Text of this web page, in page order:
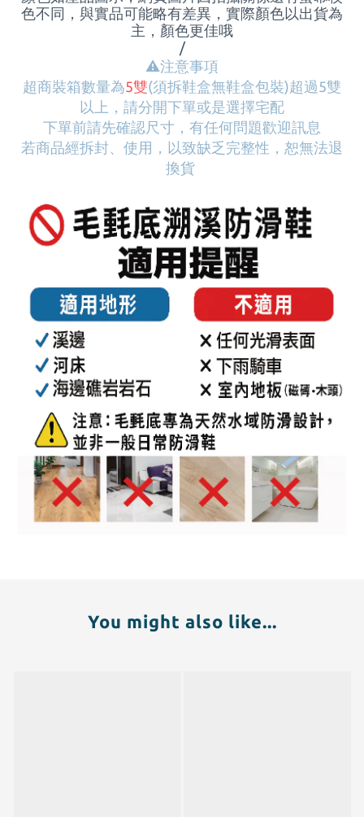
色不同，與實品可能略有差異，實際顏色以出貨為
主，顏色更佳哦
/
⚠️注意事項
超商裝箱數量為5雙(須拆鞋盒無鞋盒包裝)超過5雙
以上，請分開下單或是選擇宅配
下單前請先確認尺寸，有任何問題歡迎訊息
若商品經拆封、使用，以致缺乏完整性，恕無法退
換貨
You might also like...